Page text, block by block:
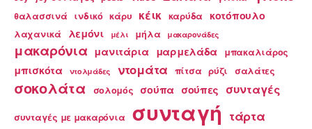
θαλασσινά ινδικό κάρυ κέικ καρύδα κοτόπουλο
λαχανικά λεμόνι μέλι μήλα μακαρονάδες
μακαρόνια μανιτάρια μαρμελάδα μπακαλιάρος
μπισκότα ντολμάδες ντομάτα πίτσα ρύζι σαλάτες
σοκολάτα σολομός σούπα σούπες συνταγές
συνταγές με μακαρόνια συνταγή τάρτα